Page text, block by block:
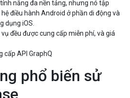
điều hành Android ở phần di động và
dụng iOS.
đều được cung cấp miễn phí, và giá
API GraphQ
phổ biến sử